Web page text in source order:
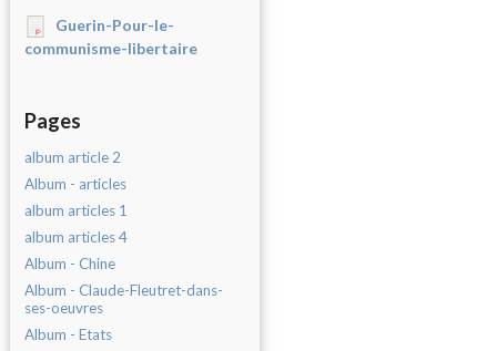
Guerin-Pour-le-
communisme-libertaire
Pages
album article 2
Album - articles
album articles 1
album articles 4
Album - Chine
Album - Claude-Fleutret-dans-
ses-oeuvres
Album - Etats